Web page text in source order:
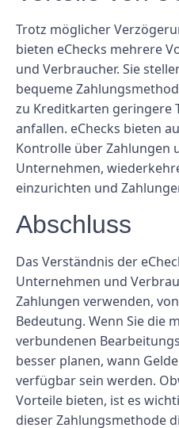
Trotz möglicher
bieten eChecks mehrere
und Verbraucher. Sie
bequeme
zu Kreditkarten geringere
anfallen. eChecks bieten
Kontrolle über Zahlungen
Unternehmen,
einzurichten und
Abschluss
Das Verständnis der
Unternehmen und
Zahlungen verwenden,
Bedeutung. Wenn Sie die
verbundenen
besser planen, wann
verfügbar sein werden.
Vorteile bieten, ist es
dieser Zahlungsmethode